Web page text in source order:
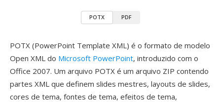
POTX PDF
POTX (PowerPoint Template XML) é o formato de modelo
Open XML do Microsoft PowerPoint, introduzido com o
Office 2007. Um arquivo POTX é um arquivo ZIP contendo
partes XML que definem slides mestres, layouts de slides,
cores de tema, fontes de tema, efeitos de tema,